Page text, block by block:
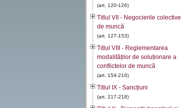
(art. 120-126)
Titlul VII - Negocierile colective
de muncă
(art. 127-153)
Titlul VIII - Reglementarea
modalităților de soluționare a
conflictelor de muncă
(art. 154-216)
Titlul IX - Sancțiuni
(art. 217-218)